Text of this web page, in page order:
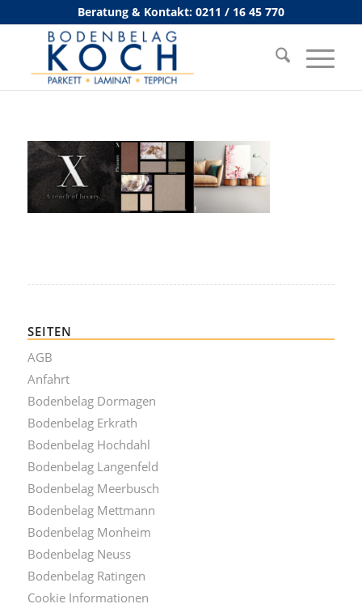
Beratung & Kontakt: 0211 / 16 45 770
SEITEN
AGB
Anfahrt
Bodenbelag Dormagen
Bodenbelag Erkrath
Bodenbelag Hochdahl
Bodenbelag Langenfeld
Bodenbelag Meerbusch
Bodenbelag Mettmann
Bodenbelag Monheim
Bodenbelag Neuss
Bodenbelag Ratingen
Cookie Informationen